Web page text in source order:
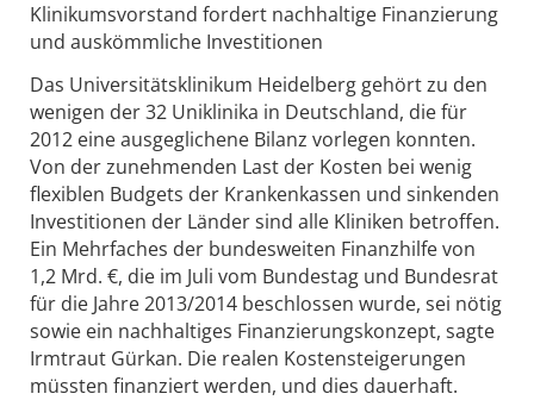
Klinikumsvorstand fordert nachhaltige Finanzierung
und auskömmliche Investitionen
Das Universitätsklinikum Heidelberg gehört zu den
wenigen der 32 Uniklinika in Deutschland, die für
2012 eine ausgeglichene Bilanz vorlegen konnten.
Von der zunehmenden Last der Kosten bei wenig
flexiblen Budgets der Krankenkassen und sinkenden
Investitionen der Länder sind alle Kliniken betroffen.
Ein Mehrfaches der bundesweiten Finanzhilfe von
1,2 Mrd. €, die im Juli vom Bundestag und Bundesrat
für die Jahre 2013/2014 beschlossen wurde, sei nötig
sowie ein nachhaltiges Finanzierungskonzept, sagte
Irmtraut Gürkan. Die realen Kostensteigerungen
müssten finanziert werden, und dies dauerhaft.